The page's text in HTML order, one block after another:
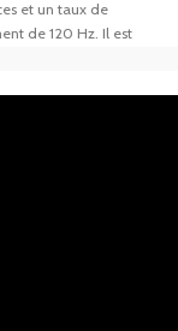
et un taux de
de 120 Hz. Il est
Mediatek